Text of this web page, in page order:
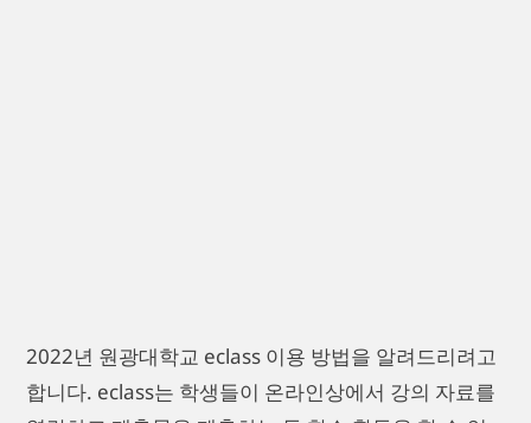
2022년 원광대학교 eclass 이용 방법을 알려드리려고
합니다. eclass는 학생들이 온라인상에서 강의 자료를